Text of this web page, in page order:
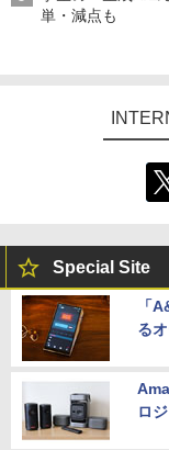
単・減点も
Special Site
「
る
ロ